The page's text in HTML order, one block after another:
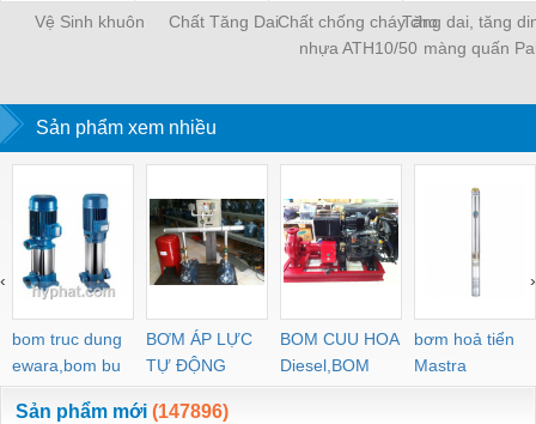
Vệ Sinh khuôn Chất Tăng DaiChất chống cháy cho
nhựa ATH10/50
Tăng dai, tăng
màng quấn
Sản phẩm xem nhiều
bom truc dung
ewara,bom bu
ewara
BƠM ÁP LỰC
TỰ ĐỘNG
BOM CUU HOA
Diesel,BOM
CHUA CHAY
bơm hoả tiển
Mastra
‹ ›
Sản phẩm mới (147896)